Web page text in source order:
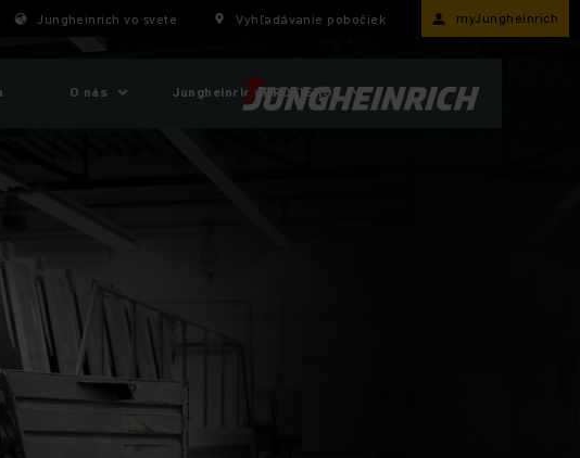
Jungheinrich vo svete Vyhľadávanie pobočiek myJungheinrich
O nás Jungheinrich PROFISHOP